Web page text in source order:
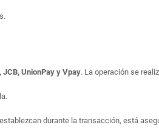
UnionPay y Vpay. La operación se
durante la transacción, está